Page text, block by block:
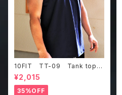
10FIT TT-09 Tank top
タンクトップ ジムウェア トレ
ーニング 筋トレ 紺
¥2,015
35%OFF